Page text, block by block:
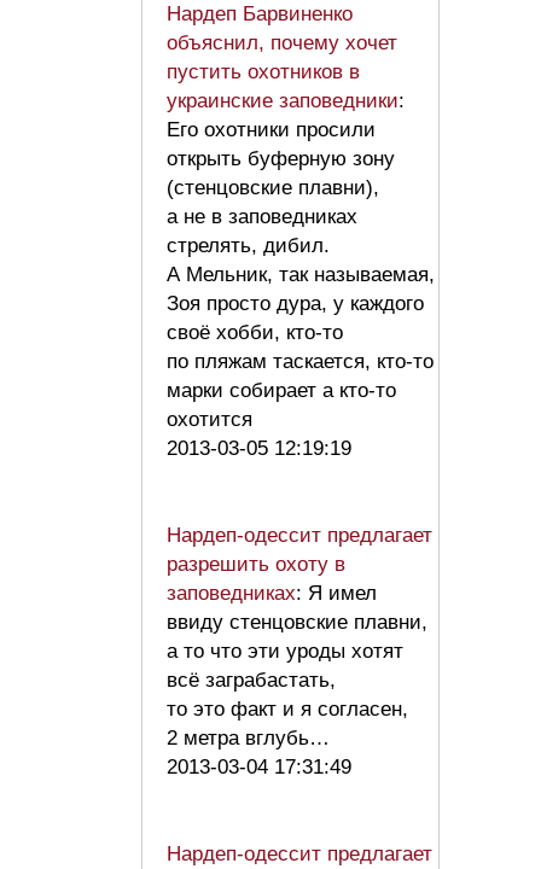
Нардеп Барвиненко
объяснил, почему хочет
пустить охотников в
украинские заповедники:
Его охотники просили
открыть буферную зону
(стенцовские плавни),
а не в заповедниках
стрелять, дибил.
А Мельник, так называемая,
Зоя просто дура, у каждого
своё хобби, кто-то
по пляжам таскается, кто-то
марки собирает а кто-то
охотится
2013-03-05 12:19:19
Нардеп-одессит предлагает
разрешить охоту в
заповедниках: Я имел
ввиду стенцовские плавни,
а то что эти уроды хотят
всё заграбастать,
то это факт и я согласен,
2 метра вглубь…
2013-03-04 17:31:49
Нардеп-одессит предлагает